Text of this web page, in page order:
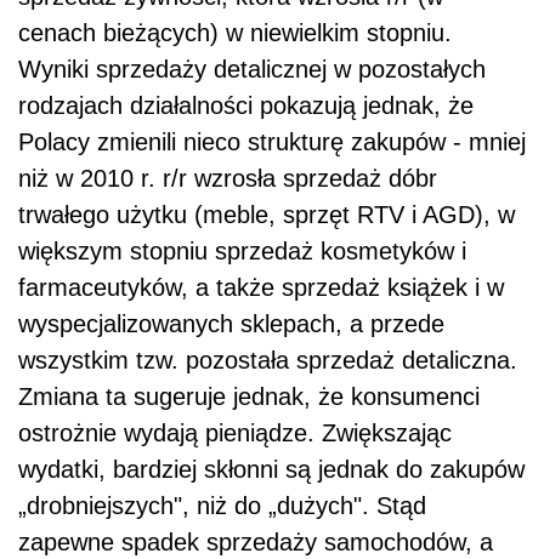
cenach bieżących) w niewielkim stopniu.
Wyniki sprzedaży detalicznej w pozostałych
rodzajach działalności pokazują jednak, że
Polacy zmienili nieco strukturę zakupów - mniej
niż w 2010 r. r/r wzrosła sprzedaż dóbr
trwałego użytku (meble, sprzęt RTV i AGD), w
większym stopniu sprzedaż kosmetyków i
farmaceutyków, a także sprzedaż książek i w
wyspecjalizowanych sklepach, a przede
wszystkim tzw. pozostała sprzedaż detaliczna.
Zmiana ta sugeruje jednak, że konsumenci
ostrożnie wydają pieniądze. Zwiększając
wydatki, bardziej skłonni są jednak do zakupów
„drobniejszych", niż do „dużych". Stąd
zapewne spadek sprzedaży samochodów, a